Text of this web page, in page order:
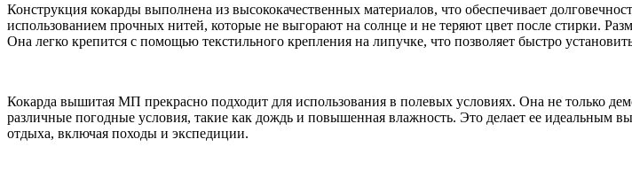
Конструкция кокарды выполнена из высококачественных материалов, что обеспечивает
использованием прочных нитей, которые не выгорают на солнце и не теряют цвет после стирки.
Она легко крепится с помощью текстильного крепления на липучке, что позволяет быстро
Кокарда вышитая МП прекрасно подходит для использования в полевых условиях. Она не только
различные погодные условия, такие как дождь и повышенная влажность. Это делает ее идеальным
отдыха, включая походы и экспедиции.